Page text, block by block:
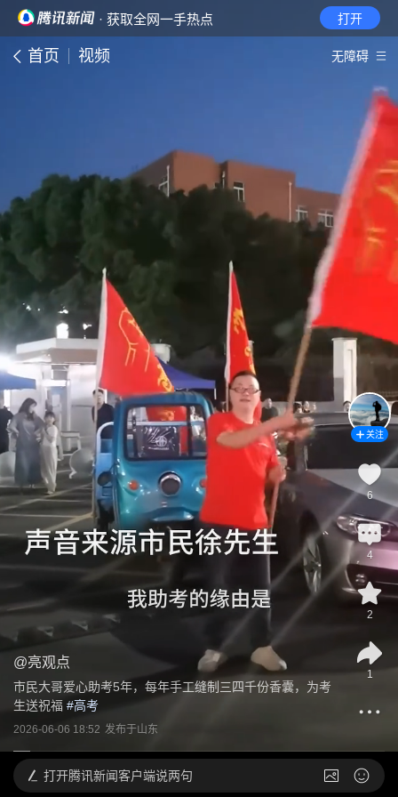
· 获取全网一手热点 打开
首页 视频 无障碍
@亮观点
市民大哥爱心助考5年，每年手工缝制三四千份香囊，为考
生送祝福 #高考
2026-06-06 18:52 发布于山东
关注
6
4
2
1
打开腾讯新闻客户端说两句